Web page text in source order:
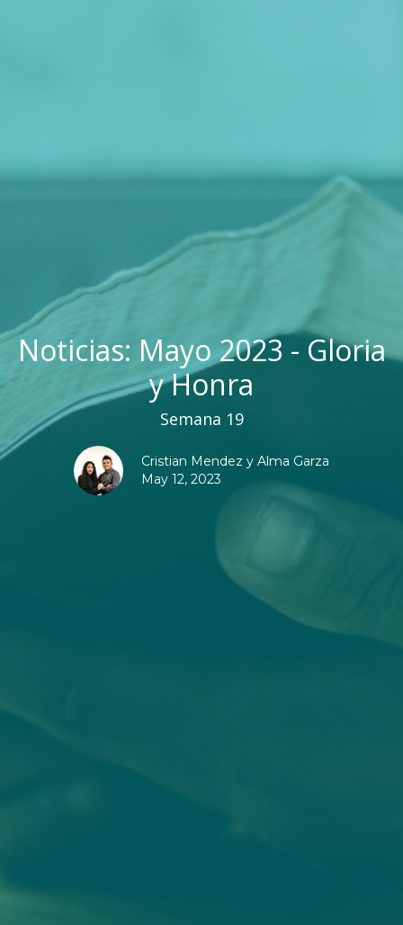
Noticias: Mayo 2023 - Gloria
y Honra
Semana 19
Cristian Mendez y Alma Garza
May 12, 2023